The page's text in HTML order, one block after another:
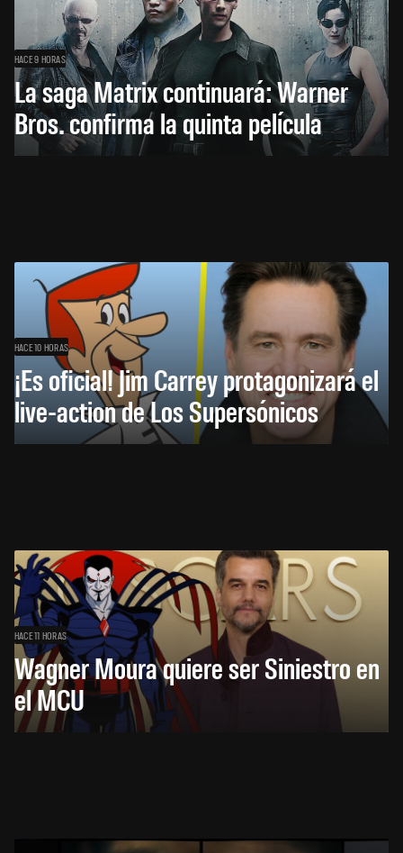
HACE 9 HORAS
La saga Matrix continuará: Warner
Bros. confirma la quinta película
HACE 10 HORAS
¡Es oficial! Jim Carrey protagonizará el
live-action de Los Supersónicos
HACE 11 HORAS
Wagner Moura quiere ser Siniestro en
el MCU